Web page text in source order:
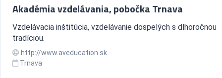
Akadémia vzdelávania, pobočka Trnava
Vzdelávacia inštitúcia, vzdelávanie dospelých s dlhoročnou
tradíciou.
http://www.aveducation.sk
Trnava